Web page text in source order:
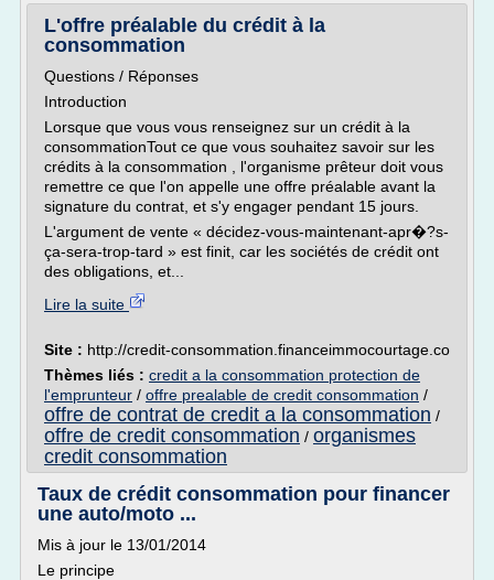
L'offre préalable du crédit à la
consommation
Questions / Réponses
Introduction
Lorsque que vous vous renseignez sur un crédit à la
consommationTout ce que vous souhaitez savoir sur les
crédits à la consommation , l'organisme prêteur doit vous
remettre ce que l'on appelle une offre préalable avant la
signature du contrat, et s'y engager pendant 15 jours.
L'argument de vente « décidez-vous-maintenant-apr�?s-
ça-sera-trop-tard » est finit, car les sociétés de crédit ont
des obligations, et...
Lire la suite
Site : http://credit-consommation.financeimmocourtage.co
Thèmes liés : credit a la consommation protection de
l'emprunteur / offre prealable de credit consommation /
offre de contrat de credit a la consommation /
offre de credit consommation / organismes
credit consommation
Taux de crédit consommation pour financer
une auto/moto ...
Mis à jour le 13/01/2014
Le principe